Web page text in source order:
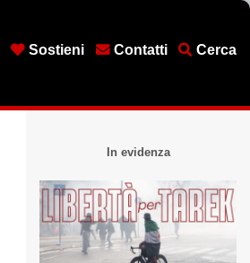
Sostieni Contatti Cerca
In evidenza